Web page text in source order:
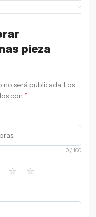
pieza
será publicada. Los
con *
0 / 100
⭐ ⭐